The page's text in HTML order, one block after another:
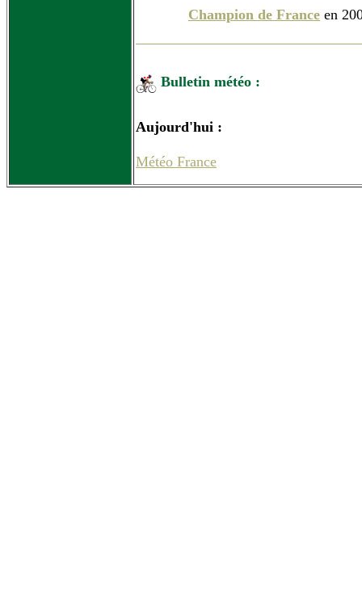
Champion de France en
Bulletin météo :
Aujourd'hui :
Météo France